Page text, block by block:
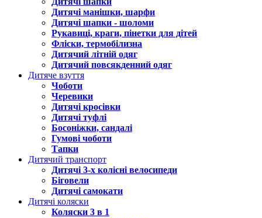
Дитячі манішки, шарфи
Дитячі шапки - шоломи
Рукавиці, краги, пінетки для дітей
Фліски, термобілизна
Дитячий літній одяг
Дитячий повсякденний одяг
Дитяче взуття
Чоботи
Черевики
Дитячі кросівки
Дитячі туфлі
Босоніжки, сандалі
Гумові чоботи
Тапки
Дитячий транспорт
Дитячі 3-х колісні велосипеди
Біговели
Дитячі самокати
Дитячі коляски
Коляски 3 в 1